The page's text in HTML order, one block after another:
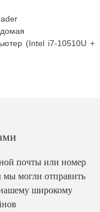
(Intel i7-10510U +
почты или номер
мы могли отправить
широкому